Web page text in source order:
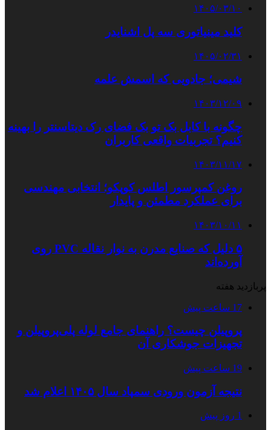
۱۴۰۵/۰۳/۱۰
کلید مینیاتوری سه پل اشنایدر
۱۴۰۵/۰۲/۳۱
شیمی؛ جادویی که اسمش علمه
۱۴۰۳/۱۲/۰۹
چگونه با کابل بک تو بک فضای رک دیتاسنتر را بهینه
کنیم؟ تجربیات واقعی کاربران
۱۴۰۳/۱۱/۱۷
روغن کمپرسور اطلس کوپکو؛ انتخابی مهندسی
برای عملکرد مطمئن و پایدار
۱۴۰۳/۱۰/۱۱
۵ دلیل که صنایع مدرن به نوار نقاله PVC روی
آورده‌اند
پربازدید هفته
17 ساعت پیش
پروپیلن چیست؟ راهنمای جامع لوله پلی‌پروپیلن و
تجهیزات جوشکاری آن
19 ساعت پیش
نتیجه آزمون ورودی سمپاد سال ۱۴۰۵ اعلام شد
1 روز پیش